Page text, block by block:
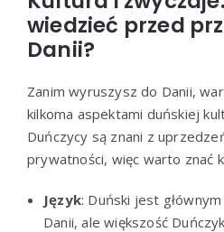
wiedzieć przed
Danii?
Zanim wyruszysz do Danii,
kilkoma aspektami duńskiej
Duńczycy są znani z
prywatności, więc warto znać
Język: Duński jest
Danii, ale większość